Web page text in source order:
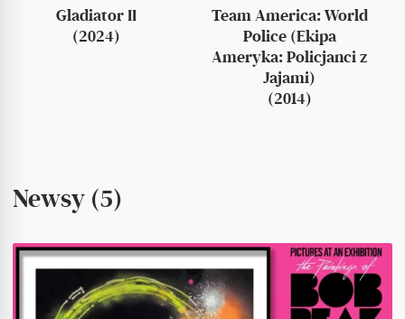
Gladiator II
(2024)
Team America: World
Police (Ekipa
Ameryka: Policjanci z
Jajami)
(2014)
Newsy (5)